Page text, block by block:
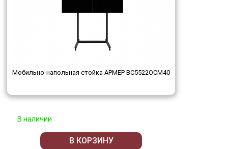
Мобильно-напольная стойка АРМЕР ВС5522ОСМ40
В наличии
В КОРЗИНУ